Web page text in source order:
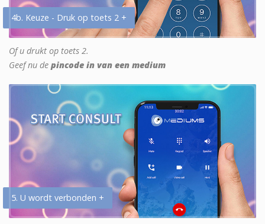
4b. Keuze - Druk op toets 2 +
Of u drukt op toets 2.
Geef nu de pincode in van een medium
5. U wordt verbonden +